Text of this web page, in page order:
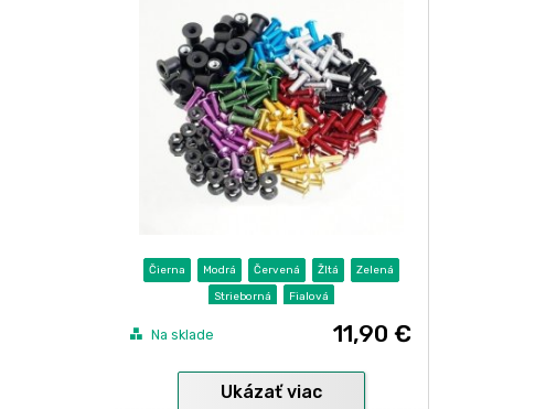
Čierna Modrá Červená Žltá
Zelená
Strieborná
Fialová
Na sklade 11,90 €
Ukázať viac